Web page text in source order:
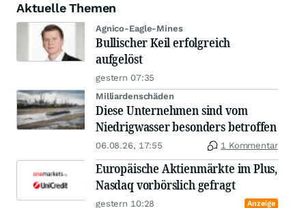
Aktuelle Themen
Agnico-Eagle-Mines
Bullischer Keil erfolgreich
aufgelöst
gestern 07:35
Milliardenschäden
Diese Unternehmen sind vom
Niedrigwasser besonders betroffen
06.08.26, 17:55 1 Kommentar
Europäische Aktienmärkte im Plus,
Nasdaq vorbörslich gefragt
gestern 10:28 Anzeige